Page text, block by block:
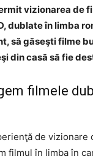
vizionarea de
dublate în limba
să găseşti filme
din casă să fie
filmele
de vizionare
filmul în limba în